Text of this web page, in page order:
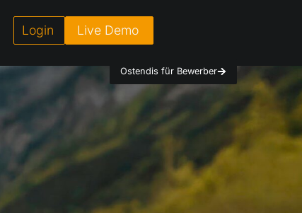
Login Live Demo
Ostendis für Bewerber